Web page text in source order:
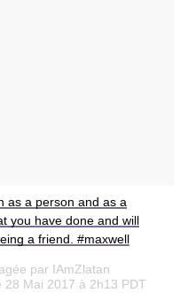
as a person and as a
you have done and will
a friend. #maxwell
par IAmZlatan
28 Mai 2017 à 2h13 PDT